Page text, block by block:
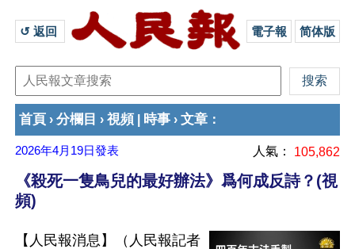
↺ 返回 電子報 简体版
首頁 › 分欄目 › 視頻 時事 › 文章 ：
2026年4月19日發表 人氣： 105,862
《殺死一隻鳥兒的最好辦法》爲何成反詩？(視
頻)
【人民報消息】（人民報記者